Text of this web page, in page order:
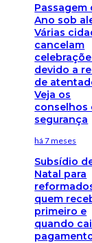
Passagem
Ano sob
Várias
cancelam
devido a
de
Veja os
conselhos
segurança
há 7 meses
Subsídio
Natal para
quem
primeiro e
quando